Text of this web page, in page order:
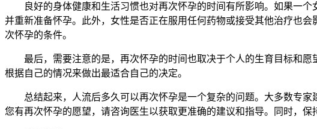
良好的身体健康和生活习惯也对再次怀孕的时间有所影响。如果一个
并重新准备怀孕。此外，女性是否正在服用任何药物或接受其他治疗也
次怀孕的条件。
最后，需要注意的是，再次怀孕的时间也取决于个人的生育目标和愿
根据自己的情况来做出最适合自己的决定。
总结起来，人流后多久可以再次怀孕是一个复杂的问题。大多数专家
您有再次怀孕的愿望，请咨询医生以获取更准确的建议和指导。同时，